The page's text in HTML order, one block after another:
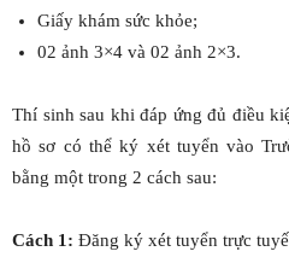
Giấy khám sức khỏe;
02 ảnh 3×4 và 02 ảnh 2×3.
Thí sinh sau khi đáp ứng đủ điều
hồ sơ có thể ký xét tuyển vào
bằng một trong 2 cách sau:
Cách 1: Đăng ký xét tuyển trực